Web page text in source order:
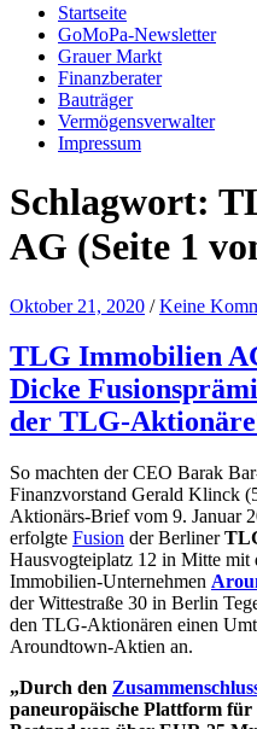
Startseite
GoMoPa-Newsletter
Grauer Markt
Finanzberater
Bauträger
Vermögensverwalter
Impressum
Schlagwort:
AG (Seite 1
Oktober 21, 2020 / Keine
TLG Immobilien
Dicke
der TLG-
So machten der CEO Barak
Finanzvorstand Gerald Klinck
Aktionärs-Brief vom 9. Januar
erfolgte Fusion der Berliner
Hausvogteiplatz 12 in Mitte mit
Immobilien-Unternehmen
der Wittestraße 30 in Berlin
den TLG-Aktionären einen
Aroundtown-Aktien an.
„Durch den
paneuropäische Plattform